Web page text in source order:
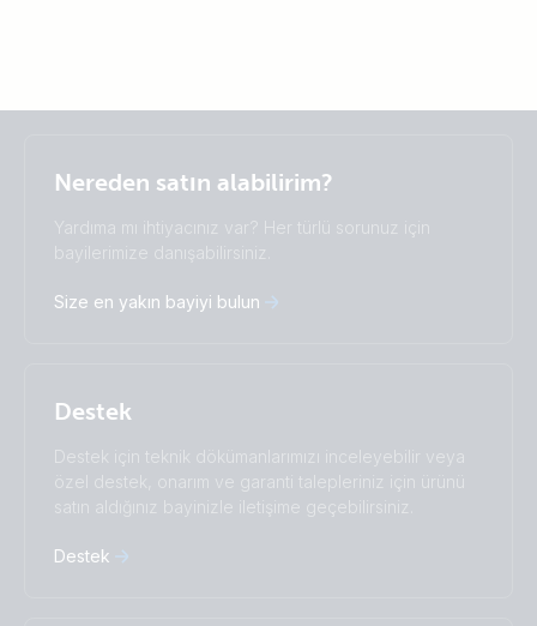
Türkçe
Change language
Čeština
Español
Română
Türkçe
Ελληνικά
Русский
Українська
中國人
Nereden satın alabilirim?
Yardıma mı ihtiyacınız var? Her türlü sorunuz için
bayilerimize danışabilirsiniz.
Size en yakın bayiyi bulun
Destek
Destek için teknik dökümanlarımızı inceleyebilir veya
özel destek, onarım ve garanti talepleriniz için ürünü
satın aldığınız bayinizle iletişime geçebilirsiniz.
Destek